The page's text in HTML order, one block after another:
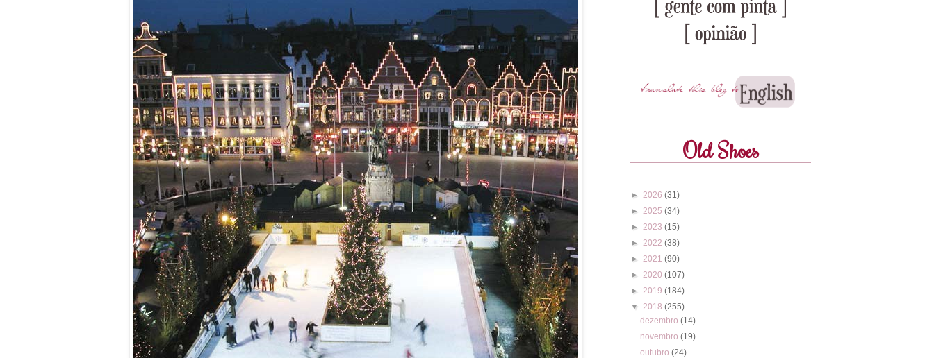
Old Shoes
► 2026 (31)
► 2025 (34)
► 2023 (15)
► 2022 (38)
► 2021 (90)
► 2020 (107)
► 2019 (184)
▼ 2018 (255)
dezembro(14)
novembro(19)
outubro(24)